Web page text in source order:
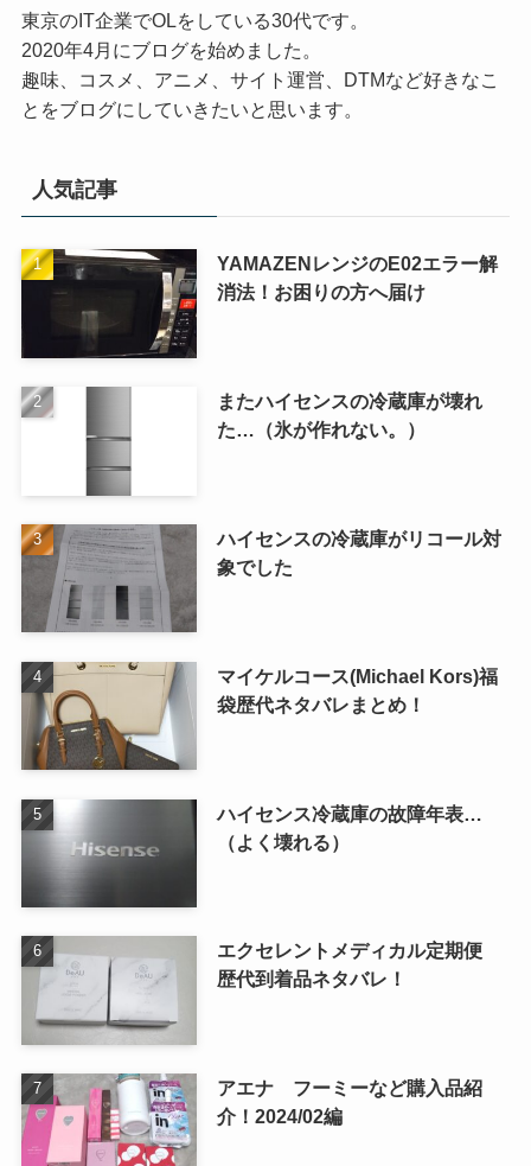
東京のIT企業でOLをしている30代です。
2020年4月にブログを始めました。
趣味、コスメ、アニメ、サイト運営、DTMなど好きなこ
とをブログにしていきたいと思います。
人気記事
YAMAZENレンジのE02エラー解
消法！お困りの方へ届け
またハイセンスの冷蔵庫が壊れ
た…（氷が作れない。）
ハイセンスの冷蔵庫がリコール対
象でした
マイケルコース(Michael Kors)福
袋歴代ネタバレまとめ！
ハイセンス冷蔵庫の故障年表…
（よく壊れる）
エクセレントメディカル定期便
歴代到着品ネタバレ！
アエナ フーミーなど購入品紹
介！2024/02編